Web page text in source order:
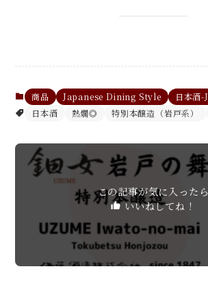
商品 Japanese Dining Style
日本酒-J
日本酒
熱燗◎ 特別本醸造（岩戸系）
この記事が気に入ったら
いいねしてね！